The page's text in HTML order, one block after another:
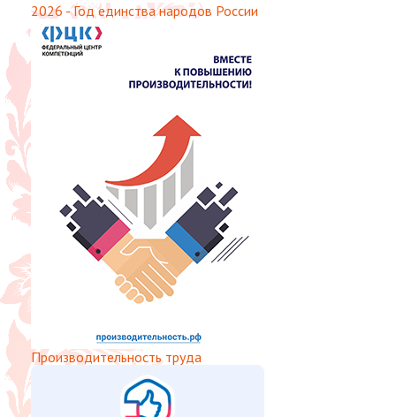
2026 - Год единства народов России
Производительность труда